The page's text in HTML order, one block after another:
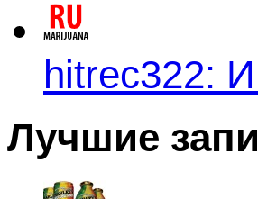
hitrec322:
Лучшие